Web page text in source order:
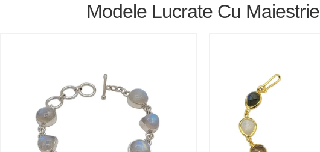
Modele Lucrate Cu Maiestrie